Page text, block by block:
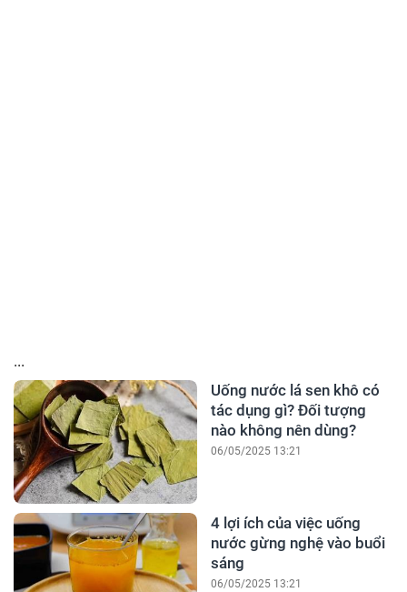
...
Uống nước lá sen khô có
tác dụng gì? Đối tượng
nào không nên dùng?
06/05/2025 13:21
4 lợi ích của việc uống
nước gừng nghệ vào buổi
sáng
06/05/2025 13:21